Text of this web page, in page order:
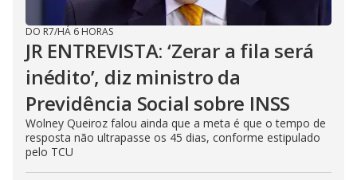
DO R7/HÁ 6 HORAS
JR ENTREVISTA: ‘Zerar a fila será
inédito’, diz ministro da
Previdência Social sobre INSS
Wolney Queiroz falou ainda que a meta é que o tempo de
resposta não ultrapasse os 45 dias, conforme estipulado
pelo TCU